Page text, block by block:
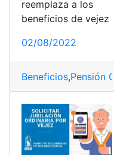
reemplaza a los
beneficios de vejez
02/08/2022
Beneficios,Pensión